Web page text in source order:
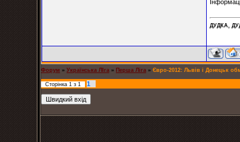
ДУДКА,
Форум » Українська ЛІга » Перша Ліга » Євро-2012: Львів і Донецьк
Сторінка 1 з 1
1